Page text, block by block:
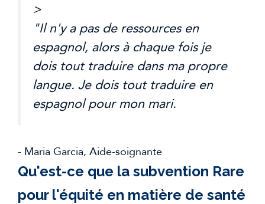
>
"Il n'y a pas de ressources en
espagnol, alors à chaque fois je
dois tout traduire dans ma propre
langue. Je dois tout traduire en
espagnol pour mon mari.
- Maria Garcia, Aide-soignante
Qu'est-ce que la subvention Rare
pour l'équité en matière de santé